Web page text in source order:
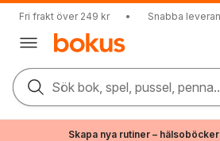
Fri frakt över 249 kr • Snabba
Sök bok, spel, pussel,
Skapa nya rutiner –